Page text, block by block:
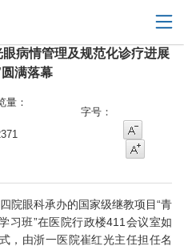
病情管理及规范化诊疗进展
满落幕
字号：
眼科承办的国家级继教项目“青
习班”在医院行政楼411会议室如
，由浙一医院崔红光主任担任名